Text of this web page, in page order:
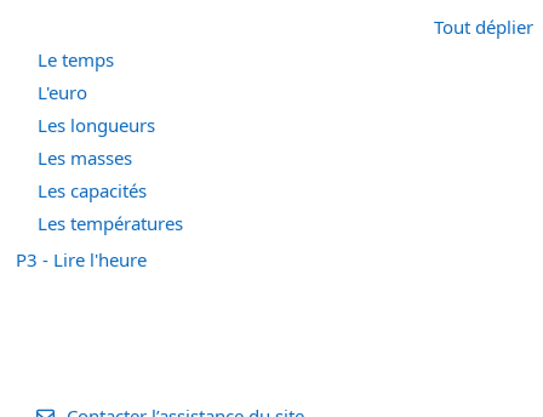
Tout déplier
Le temps
L'euro
Les longueurs
Les masses
Les capacités
Les températures
P3 - Lire l'heure